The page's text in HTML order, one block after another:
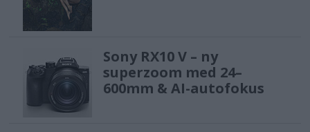
Sony RX10 V – ny
superzoom med 24–
600mm & AI-autofokus